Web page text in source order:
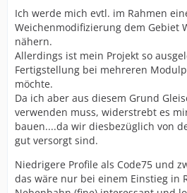
Ich werde mich evtl. im Rahmen
Weichenmodifizierung dem Gebiet
nähern.
Allerdings ist mein Projekt so
Fertigstellung bei mehreren
möchte.
Da ich aber aus diesem Grund
verwenden muss, widerstrebt es
bauen....da wir diesbezüglich von
gut versorgt sind.
Niedrigere Profile als Code75 und
das wäre nur bei einem Einstieg in